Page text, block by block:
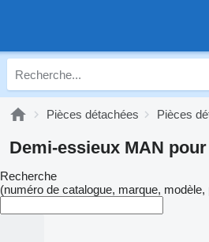
Pièces détachées Pièces
Demi-essieux MAN
Recherche
(numéro de catalogue, marque, modèle,